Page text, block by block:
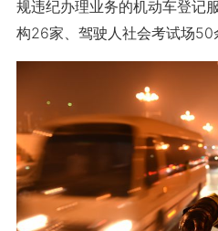
规违纪办理业务的机动车登记
构26家、驾驶人社会考试场50